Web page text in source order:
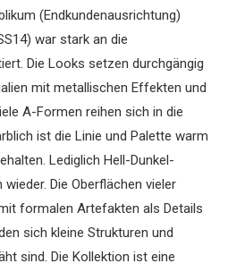
(Endkundenausrichtung)
war stark an die
Die Looks setzen durchgängig
mit metallischen Effekten und
A-Formen reihen sich in die
ist die Linie und Palette warm
Lediglich Hell-Dunkel-
Die Oberflächen vieler
formalen Artefakten als Details
sich kleine Strukturen und
sind. Die Kollektion ist eine